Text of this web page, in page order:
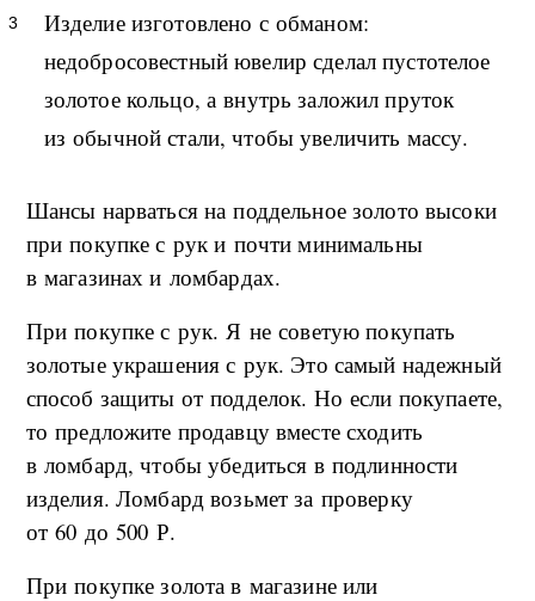
Изделие изготовлено с обманом:
недобросовестный ювелир сделал пустотелое
золотое кольцо, а внутрь заложил пруток
из обычной стали, чтобы увеличить массу.
Шансы нарваться на поддельное золото высоки
при покупке с рук и почти минимальны
в магазинах и ломбардах.
При покупке с рук. Я не советую покупать
золотые украшения с рук. Это самый надежный
способ защиты от подделок. Но если покупаете,
то предложите продавцу вместе сходить
в ломбард, чтобы убедиться в подлинности
изделия. Ломбард возьмет за проверку
от 60 до 500 Р.
При покупке золота в магазине или